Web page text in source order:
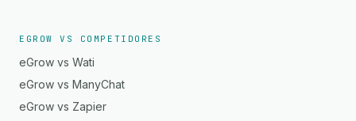
EGROW VS COMPETIDORES
eGrow vs Wati
eGrow vs ManyChat
eGrow vs Zapier